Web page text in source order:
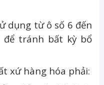
dụng từ ô số 6 đến
để tránh bất kỳ bổ
xứ hàng hóa phải: